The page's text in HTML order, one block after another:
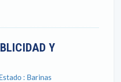
Y
: Barinas